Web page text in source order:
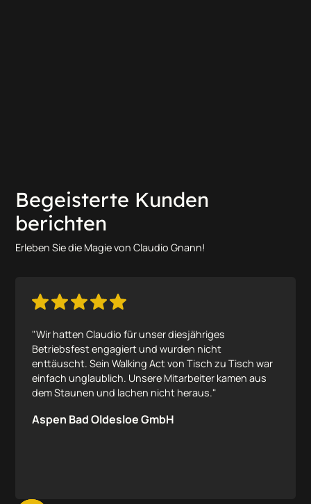
Begeisterte Kunden
berichten
Erleben Sie die Magie von Claudio Gnann!
"Wir hatten Claudio für unser diesjähriges
Betriebsfest engagiert und wurden nicht
enttäuscht. Sein Walking Act von Tisch zu Tisch war
einfach unglaublich. Unsere Mitarbeiter kamen aus
dem Staunen und lachen nicht heraus."
Aspen Bad Oldesloe GmbH